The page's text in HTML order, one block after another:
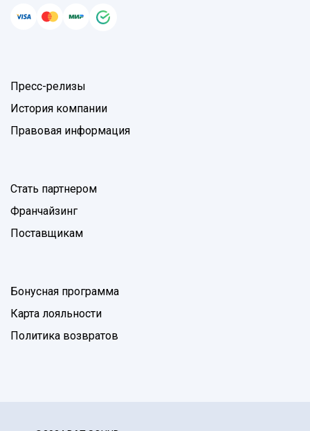
Пресс-релизы
История компании
Правовая информация
Стать партнером
Франчайзинг
Поставщикам
Бонусная программа
Карта лояльности
Политика возвратов